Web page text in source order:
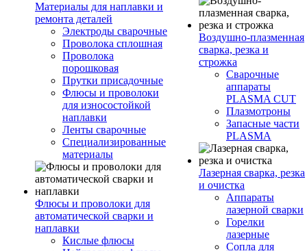
Материалы для наплавки и
ремонта деталей
Электроды сварочные
Проволока сплошная
Проволока
порошковая
Прутки присадочные
Флюсы и проволоки
для износостойкой
наплавки
Ленты сварочные
Специализированные
материалы
Флюсы и проволоки для
автоматической сварки и
наплавки
Кислые флюсы
Воздушно-плазменная
сварка, резка и
строжка
Сварочные
аппараты
PLASMA CUT
Плазмотроны
Запасные части
PLASMA
Лазерная сварка, резка
и очистка
Аппараты
лазерной сварки
Горелки
лазерные
Сопла для